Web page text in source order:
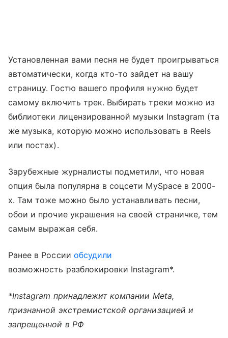
Установленная вами песня не будет проигрываться
автоматически, когда кто-то зайдет на вашу
страницу. Гостю вашего профиля нужно будет
самому включить трек. Выбирать треки можно из
библиотеки лицензированной музыки Instagram (та
же музыка, которую можно использовать в Reels
или постах).
Зарубежные журналисты подметили, что новая
опция была популярна в соцсети MySpace в 2000-
х. Там тоже можно было устанавливать песни,
обои и прочие украшения на своей страничке, тем
самым выражая себя.
Ранее в России обсудили
возможность разблокировки Instagram*.
*Instagram принадлежит компании Meta,
признанной экстремистской организацией и
запрещенной в РФ